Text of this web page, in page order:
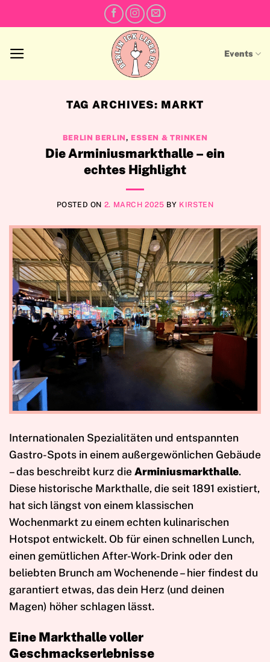
to
Events
TAG ARCHIVES: MARKT
BERLIN BERLIN, ESSEN & TRINKEN
Die Arminiusmarkthalle – ein
echtes Highlight
POSTED ON 2. MARCH 2025 BY KIRSTEN
Internationalen Spezialitäten und entspannten
Gastro-Spots in einem außergewönlichen Gebäude
– das beschreibt kurz dieArminiusmarkthalle.
Diese historische Markthalle, die seit 1891 existiert,
hat sich längst von einem klassischen
Wochenmarkt zu einem echten kulinarischen
Hotspot entwickelt. Ob für einen schnellen Lunch,
einen gemütlichen After-Work-Drink oder den
beliebten Brunch am Wochenende – hier findest du
garantiert etwas, das dein Herz (und deinen
Magen) höher schlagen lässt.
Eine Markthalle voller
Geschmackserlebnisse